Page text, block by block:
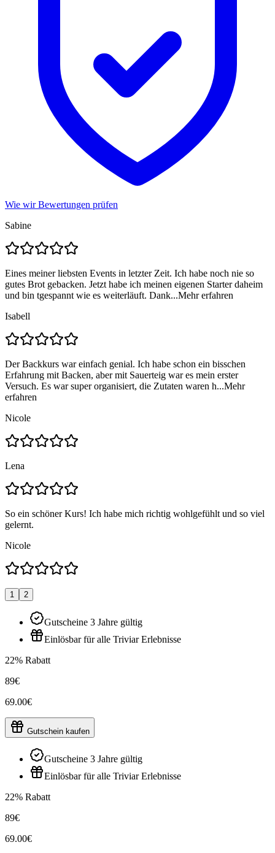
Wie wir Bewertungen prüfen
Sabine
Eines meiner liebsten Events in letzter Zeit. Ich habe noch nie so
gutes Brot gebacken. Jetzt habe ich meinen eigenen Starter daheim
und bin tgespannt wie es weiterläuft. Dank...Mehr erfahren
Isabell
Der Backkurs war einfach genial. Ich habe schon ein bisschen
Erfahrung mit Backen, aber mit Sauerteig war es mein erster
Versuch. Es war super organisiert, die Zutaten waren h...Mehr
erfahren
Nicole
Lena
So ein schöner Kurs! Ich habe mich richtig wohlgefühlt und so viel
gelernt.
Nicole
1 2
Gutscheine 3 Jahre gültig
Einlösbar für alle Triviar Erlebnisse
22% Rabatt
89€
69.00€
Gutschein kaufen
Gutscheine 3 Jahre gültig
Einlösbar für alle Triviar Erlebnisse
22% Rabatt
89€
69.00€